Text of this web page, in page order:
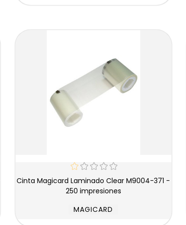
Cinta Magicard Laminado Clear M9004-371 -
250 impresiones
MAGICARD